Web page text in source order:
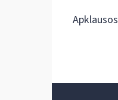
Apklausos